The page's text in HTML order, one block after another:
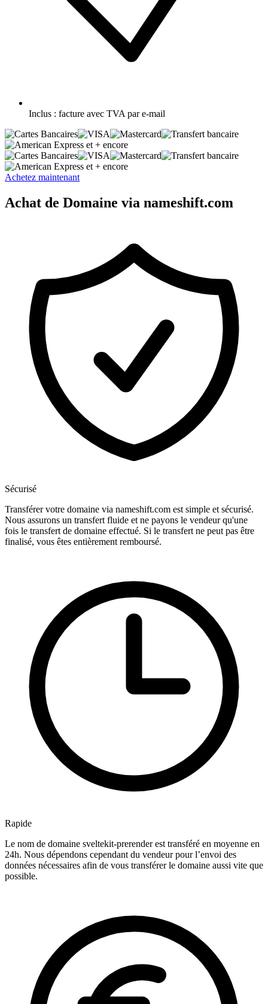
Inclus : facture avec TVA par e-mail
et + encore
et + encore
Achetez maintenant
Achat de Domaine via nameshift.com
Sécurisé
Transférer votre domaine via nameshift.com est simple et sécurisé.
Nous assurons un transfert fluide et ne payons le vendeur qu'une
fois le transfert de domaine effectué. Si le transfert ne peut pas être
finalisé, vous êtes entièrement remboursé.
Rapide
Le nom de domaine sveltekit-prerender est transféré en moyenne en
24h. Nous dépendons cependant du vendeur pour l’envoi des
données nécessaires afin de vous transférer le domaine aussi vite que
possible.